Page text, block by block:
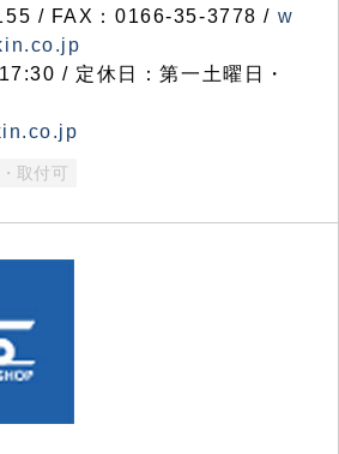
/ FAX：0166-35-3778 / w
/ 定休日：第一土曜日・
取付可